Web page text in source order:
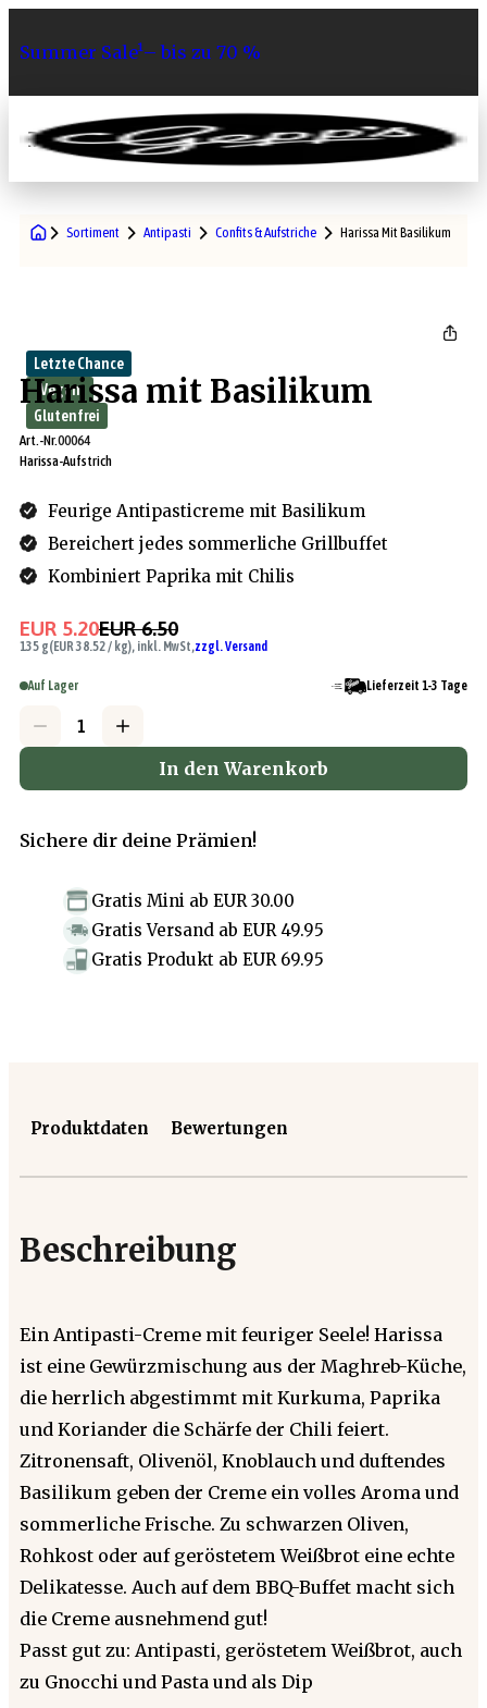
Summer Sale¹– bis zu 70 %
0
Sortiment Antipasti Confits & Aufstriche Harissa Mit Basilikum
Letzte Chance
Vegan
Glutenfrei
Harissa mit Basilikum
Art.-Nr.00064
Harissa-Aufstrich
Feurige Antipasticreme mit Basilikum
Bereichert jedes sommerliche Grillbuffet
Kombiniert Paprika mit Chilis
EUR 5.20EUR 6.50
135 g(EUR 38.52 / kg), inkl. MwSt,zzgl. Versand
Auf Lager Lieferzeit 1-3 Tage
In den Warenkorb
Sichere dir deine Prämien!
Gratis Mini ab EUR 30.00
Gratis Versand ab EUR 49.95
Gratis Produkt ab EUR 69.95
Produktdaten Bewertungen
Beschreibung
Ein Antipasti-Creme mit feuriger Seele! Harissa
ist eine Gewürzmischung aus der Maghreb-Küche,
die herrlich abgestimmt mit Kurkuma, Paprika
und Koriander die Schärfe der Chili feiert.
Zitronensaft, Olivenöl, Knoblauch und duftendes
Basilikum geben der Creme ein volles Aroma und
sommerliche Frische. Zu schwarzen Oliven,
Rohkost oder auf geröstetem Weißbrot eine echte
Delikatesse. Auch auf dem BBQ-Buffet macht sich
die Creme ausnehmend gut!
Passt gut zu: Antipasti, geröstetem Weißbrot, auch
zu Gnocchi und Pasta und als Dip